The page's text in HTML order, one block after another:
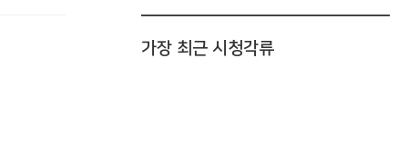
가장 최근 시청각류